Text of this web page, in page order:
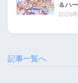
＆ハ
2026
記事一覧へ